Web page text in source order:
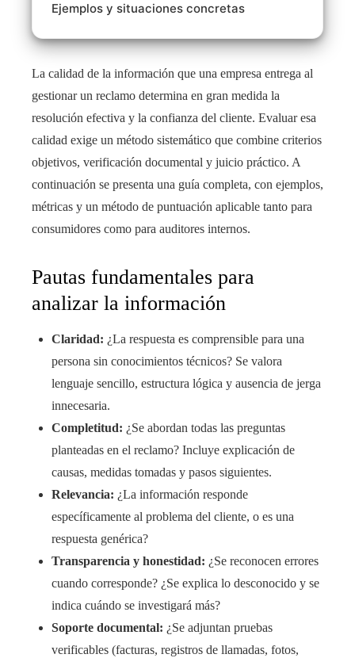
Ejemplos y situaciones concretas
La calidad de la información que una empresa entrega al
gestionar un reclamo determina en gran medida la
resolución efectiva y la confianza del cliente. Evaluar esa
calidad exige un método sistemático que combine criterios
objetivos, verificación documental y juicio práctico. A
continuación se presenta una guía completa, con ejemplos,
métricas y un método de puntuación aplicable tanto para
consumidores como para auditores internos.
Pautas fundamentales para
analizar la información
Claridad: ¿La respuesta es comprensible para una
persona sin conocimientos técnicos? Se valora
lenguaje sencillo, estructura lógica y ausencia de jerga
innecesaria.
Completitud: ¿Se abordan todas las preguntas
planteadas en el reclamo? Incluye explicación de
causas, medidas tomadas y pasos siguientes.
Relevancia: ¿La información responde
específicamente al problema del cliente, o es una
respuesta genérica?
Transparencia y honestidad: ¿Se reconocen errores
cuando corresponde? ¿Se explica lo desconocido y se
indica cuándo se investigará más?
Soporte documental: ¿Se adjuntan pruebas
verificables (facturas, registros de llamadas, fotos,